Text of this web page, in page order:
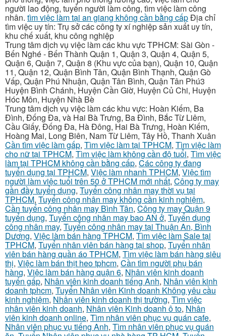
người lao động, tuyển người làm công, tìm việc làm công
nhân. tìm việc làm tại an giang không cần bằng cấpĐịa chỉ
tìm việc uy tín: Trụ sở các công ty xí nghiệp sản xuất uy tín,
khu chế xuất, khu công nghiệp
Trung tâm dịch vụ việc làm các khu vực TPHCM: Sài Gòn -
Bến Nghé - Bến Thành Quận 1, Quận 3, Quận 4, Quận 5,
Quận 6, Quận 7, Quận 8 (Khu vực của bạn), Quận 10, Quận
11, Quận 12, Quận Bình Tân, Quận Bình Thạnh, Quận Gò
Vấp, Quận Phú Nhuận, Quận Tân Bình, Quận Tân Phú3
Huyện Bình Chánh, Huyện Cần Giờ, Huyện Củ Chi, Huyện
Hóc Môn, Huyện Nhà Bè
Trung tâm dịch vụ việc làm các khu vực: Hoàn Kiếm, Ba
Đình, Đống Đa, và Hai Bà Trưng, Ba Đình, Bắc Từ Liêm,
Cầu Giấy, Đống Đa, Hà Đông, Hai Bà Trưng, Hoàn Kiếm,
Hoàng Mai, Long Biên, Nam Từ Liêm, Tây Hồ, Thanh Xuân
Cần tìm việc làm gấp, Tìm việc làm tại TPHCM, Tìm việc làm
cho nữ tại TPHCM, Tìm việc làm không cần độ tuổi, Tìm việc
làm tại TPHCM không cần bằng cấp, Các công ty đang
tuyển dụng tại TPHCM, Việc làm nhanh TPHCM, Việc tìm
người làm việc tuổi trên 50 ở TPHCM mới nhất, Công ty may
gần đầy tuyển dụng, Tuyển công nhân may thời vụ tại
TPHCM, Tuyển công nhân may không cần kinh nghiệm,
Cần tuyển công nhân may Bình Tân, Công ty may Quận 9
tuyển dụng, Tuyển công nhân may bao AN ở, Tuyển dụng
công nhân may, Tuyển công nhân may tại Thuận An, Bình
Dương, Việc làm bán hàng TPHCM, Tìm việc làm Sale tại
TPHCM, Tuyển nhân viên bán hàng tại shop, Tuyển nhân
viên bán hàng quần áo TPHCM, Tìm việc làm bán hàng siêu
thị, Việc làm bán thịt heo tphcm, Cần tìm người phụ bán
hàng, Việc làm bán hàng quận 6, Nhân viên kinh doanh
tuyển gấp, Nhân viên kinh doanh tiếng Anh, Nhân viên kinh
doanh tphcm, Tuyển Nhân viên Kinh doanh Không yêu cầu
kinh nghiệm, Nhân viên kinh doanh thị trường, Tìm việc
nhân viên kinh doanh, Nhân viên Kinh doanh ô to, Nhân
viên kinh doanh online, Tìm nhân viên phục vụ quán cafe,
Nhân viên phục vụ tiếng Anh, Tìm nhân viên phục vụ quán